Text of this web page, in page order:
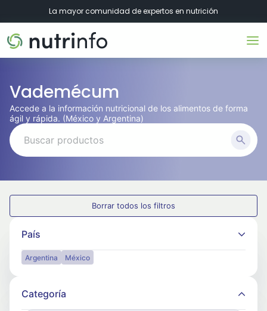
La mayor comunidad de expertos en nutrición
Vademécum
Accede a la información nutricional de los alimentos de forma
ágil y rápida. (México y Argentina)
Borrar todos los filtros
País
Argentina México
Categoría